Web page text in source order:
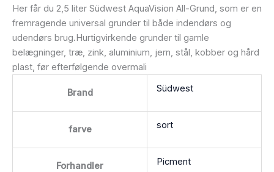
Her får du 2,5 liter Südwest AquaVision All-Grund, som er en
fremragende universal grunder til både indendørs og
udendørs brug.Hurtigvirkende grunder til gamle
belægninger, træ, zink, aluminium, jern, stål, kobber og hård
plast, før efterfølgende overmali
Brand Südwest
farve sort
Forhandler Picment